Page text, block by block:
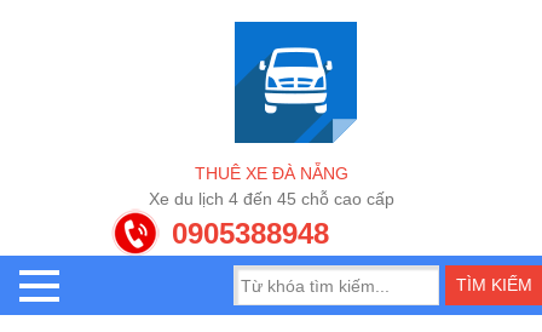
THUÊ XE ĐÀ NẴNG
Xe du lịch 4 đ n 45 chỗ cao cấp
0905388948